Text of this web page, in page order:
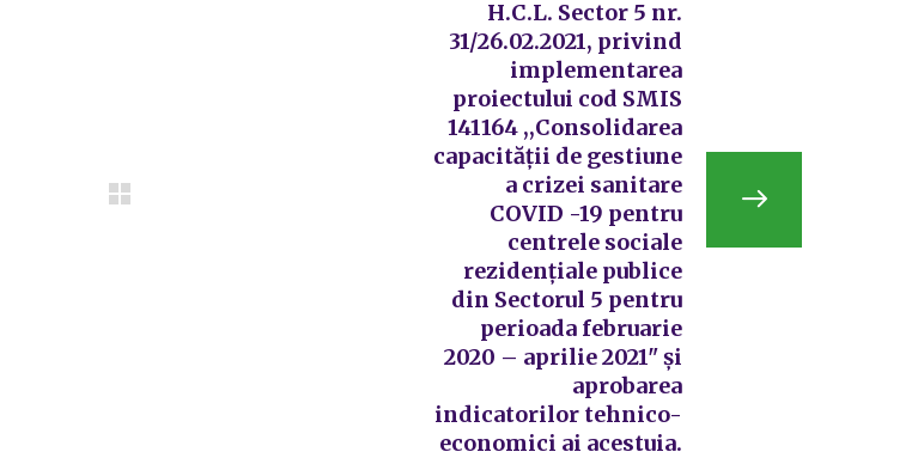
H.C.L. Sector 5 nr.
31/26.02.2021, privind
implementarea
proiectului cod SMIS
141164 ,,Consolidarea
capacității de gestiune
a crizei sanitare
COVID -19 pentru
centrele sociale
rezidențiale publice
din Sectorul 5 pentru
perioada februarie
2020 – aprilie 2021" și
aprobarea
indicatorilor tehnico-
economici ai acestuia.